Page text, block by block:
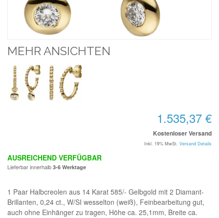
MEHR ANSICHTEN
1.535,37 €
Kostenloser Versand
Inkl. 19% MwSt. Versand Details
AUSREICHEND VERFÜGBAR
Lieferbar innerhalb 3-6 Werktage
1 Paar Halbcreolen aus 14 Karat 585/- Gelbgold mit 2 Diamant-
Brillanten, 0,24 ct., W/SI wesselton (weiß), Feinbearbeitung gut,
auch ohne Einhänger zu tragen, Höhe ca. 25,1mm, Breite ca.